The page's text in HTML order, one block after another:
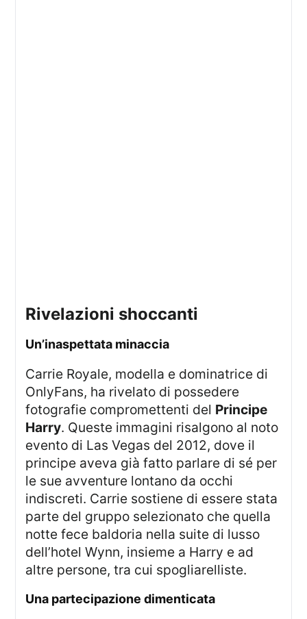
rivelazioni shoccanti
Un’inaspettata minaccia
Carrie Royale, modella e dominatrice di
OnlyFans, ha rivelato di possedere
fotografie compromettenti del Principe
Harry. Queste immagini risalgono al noto
evento di Las Vegas del 2012, dove il
principe aveva già fatto parlare di sé per
le sue avventure lontano da occhi
indiscreti. Carrie sostiene di essere stata
parte del gruppo selezionato che quella
notte fece baldoria nella suite di lusso
dell’hotel Wynn, insieme a Harry e ad
altre persone, tra cui spogliarelliste.
Una partecipazione dimenticata